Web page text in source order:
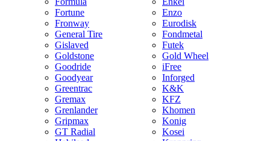
Fortune
Fronway
General Tire
Gislaved
Goldstone
Goodride
Goodyear
Greentrac
Gremax
Grenlander
Gripmax
GT Radial
Enzo
Eurodisk
Fondmetal
Futek
Gold Wheel
iFree
Inforged
K&K
KFZ
Khomen
Konig
Kosei